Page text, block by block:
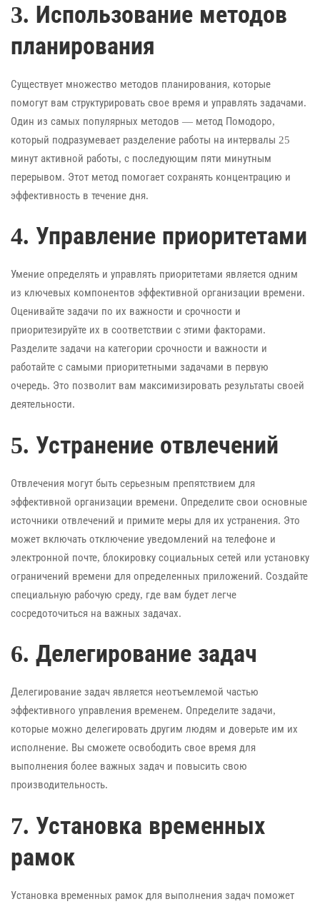
3. Использование методов
планирования
Существует множество методов планирования, которые
помогут вам структурировать свое время и управлять задачами.
Один из самых популярных методов — метод Помодоро,
который подразумевает разделение работы на интервалы 25
минут активной работы, с последующим пяти минутным
перерывом. Этот метод помогает сохранять концентрацию и
эффективность в течение дня.
4. Управление приоритетами
Умение определять и управлять приоритетами является одним
из ключевых компонентов эффективной организации времени.
Оценивайте задачи по их важности и срочности и
приоритезируйте их в соответствии с этими факторами.
Разделите задачи на категории срочности и важности и
работайте с самыми приоритетными задачами в первую
очередь. Это позволит вам максимизировать результаты своей
деятельности.
5. Устранение отвлечений
Отвлечения могут быть серьезным препятствием для
эффективной организации времени. Определите свои основные
источники отвлечений и примите меры для их устранения. Это
может включать отключение уведомлений на телефоне и
электронной почте, блокировку социальных сетей или установку
ограничений времени для определенных приложений. Создайте
специальную рабочую среду, где вам будет легче
сосредоточиться на важных задачах.
6. Делегирование задач
Делегирование задач является неотъемлемой частью
эффективного управления временем. Определите задачи,
которые можно делегировать другим людям и доверьте им их
исполнение. Вы сможете освободить свое время для
выполнения более важных задач и повысить свою
производительность.
7. Установка временных
рамок
Установка временных рамок для выполнения задач поможет